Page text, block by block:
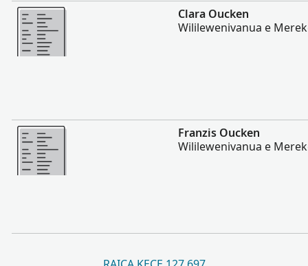
Vakalevu cake
Clara Oucken
Wililewenivanua e
Vakalevu cake
Franzis Oucken
Wililewenivanua e